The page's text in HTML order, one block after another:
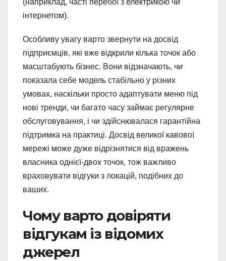
інтернетом).
Особливу увагу варто звернути на досвід
підприємців, які вже відкрили кілька точок або
масштабують бізнес. Вони відзначають, чи
показала себе модель стабільно у різних
умовах, наскільки просто адаптувати меню під
нові тренди, чи багато часу займає регулярне
обслуговування, і чи здійснювалася гарантійна
підтримка на практиці. Досвід великої кавової
мережі може дуже відрізнятися від вражень
власника однієї-двох точок, тож важливо
враховувати відгуки з локацій, подібних до
ваших.
Чому варто довіряти
відгукам із відомих
джерел